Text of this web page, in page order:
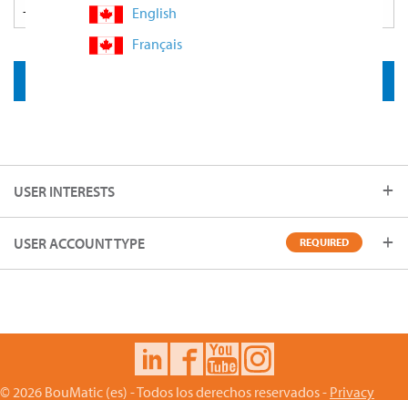
English
Français
USER INTERESTS
USER ACCOUNT TYPE REQUIRED
© 2026 BouMatic (es) - Todos los derechos reservados - Privacy